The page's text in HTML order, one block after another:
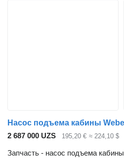
2 687 000 UZS 195,20 € ≈ 224,10 $
Запчасть - насос подъема кабины